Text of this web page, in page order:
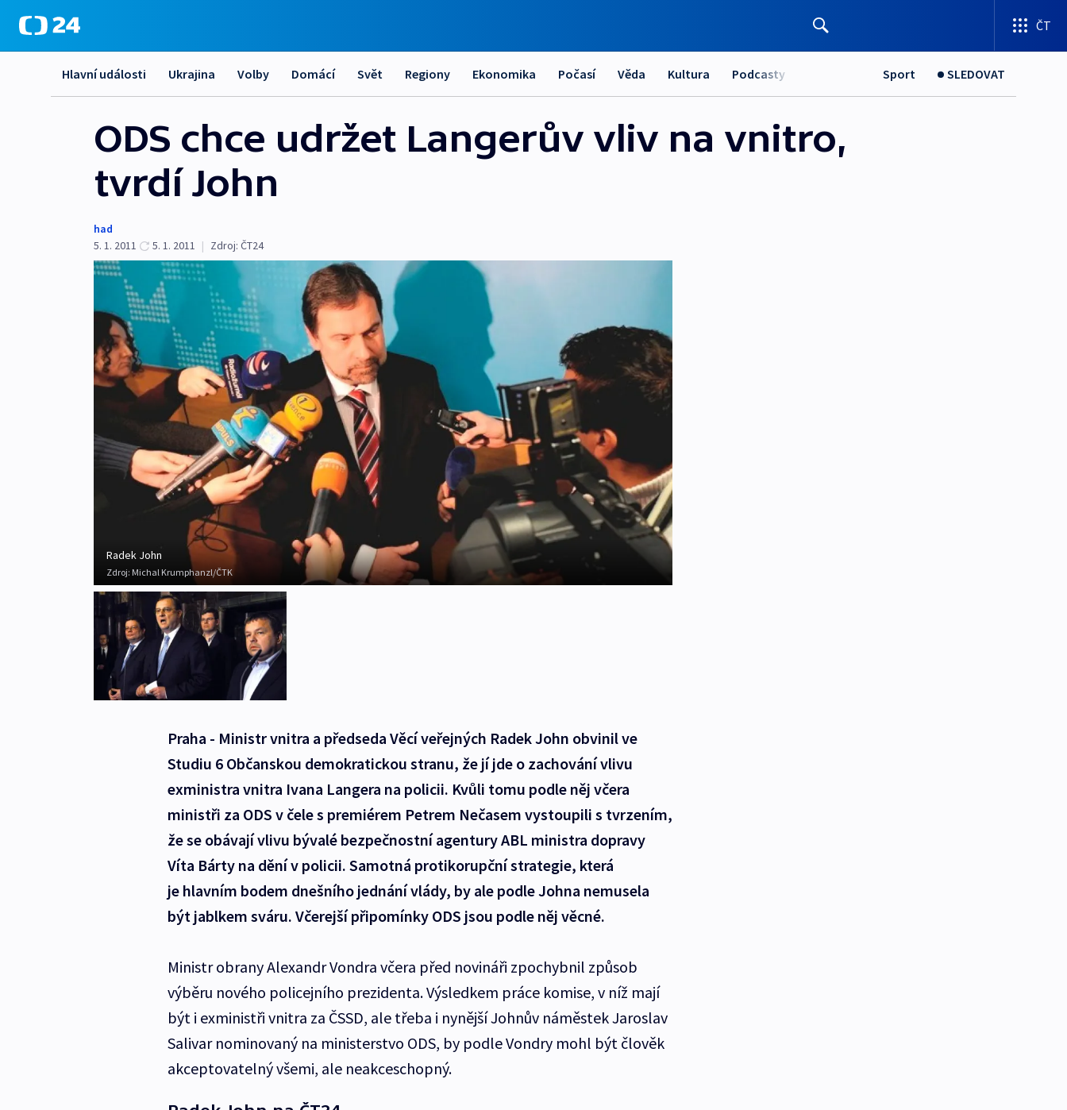
ČT
Hlavní události Ukrajina Volby Domácí Svět Regiony Ekonomika Počasí Věda Kultura Podcasty Sport SLEDOVAT
ODS chce udržet Langerův vliv na vnitro,
tvrdí John
had
5. 1. 2011
5. 1. 2011 | Zdroj: ČT24
Radek John
Zdroj: Michal Krumphanzl/ČTK
Praha - Ministr vnitra a předseda Věcí veřejných Radek John obvinil ve
Studiu 6 Občanskou demokratickou stranu, že jí jde o zachování vlivu
exministra vnitra Ivana Langera na policii. Kvůli tomu podle něj včera
ministři za ODS v čele s premiérem Petrem Nečasem vystoupili s tvrzením,
že se obávají vlivu bývalé bezpečnostní agentury ABL ministra dopravy
Víta Bárty na dění v policii. Samotná protikorupční strategie, která
je hlavním bodem dnešního jednání vlády, by ale podle Johna nemusela
být jablkem sváru. Včerejší připomínky ODS jsou podle něj věcné.
Ministr obrany Alexandr Vondra včera před novináři zpochybnil způsob
výběru nového policejního prezidenta. Výsledkem práce komise, v níž mají
být i exministři vnitra za ČSSD, ale třeba i nynější Johnův náměstek Jaroslav
Salivar nominovaný na ministerstvo ODS, by podle Vondry mohl být člověk
akceptovatelný všemi, ale neakceschopný.